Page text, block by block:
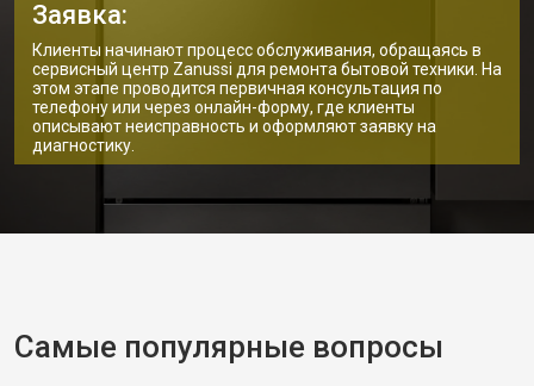
Заявка:
Клиенты начинают процесс обслуживания, обращаясь в
сервисный центр Zanussi для ремонта бытовой техники. На
этом этапе проводится первичная консультация по
телефону или через онлайн-форму, где клиенты
описывают неисправность и оформляют заявку на
диагностику.
Самые популярные вопросы